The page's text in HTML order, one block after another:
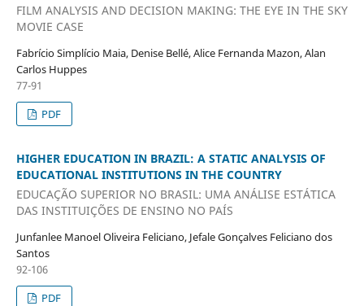
FILM ANALYSIS AND DECISION MAKING: THE EYE IN THE SKY
MOVIE CASE
Fabrício Simplício Maia, Denise Bellé, Alice Fernanda Mazon, Alan
Carlos Huppes
77-91
PDF
HIGHER EDUCATION IN BRAZIL: A STATIC ANALYSIS OF
EDUCATIONAL INSTITUTIONS IN THE COUNTRY
EDUCAÇÃO SUPERIOR NO BRASIL: UMA ANÁLISE ESTÁTICA
DAS INSTITUIÇÕES DE ENSINO NO PAÍS
Junfanlee Manoel Oliveira Feliciano, Jefale Gonçalves Feliciano dos
Santos
92-106
PDF